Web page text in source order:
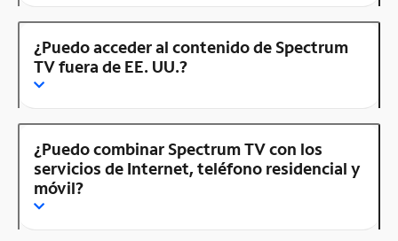
¿Puedo acceder al contenido de Spectrum
TV fuera de EE. UU.?
¿Puedo combinar Spectrum TV con los
servicios de Internet, teléfono residencial y
móvil?